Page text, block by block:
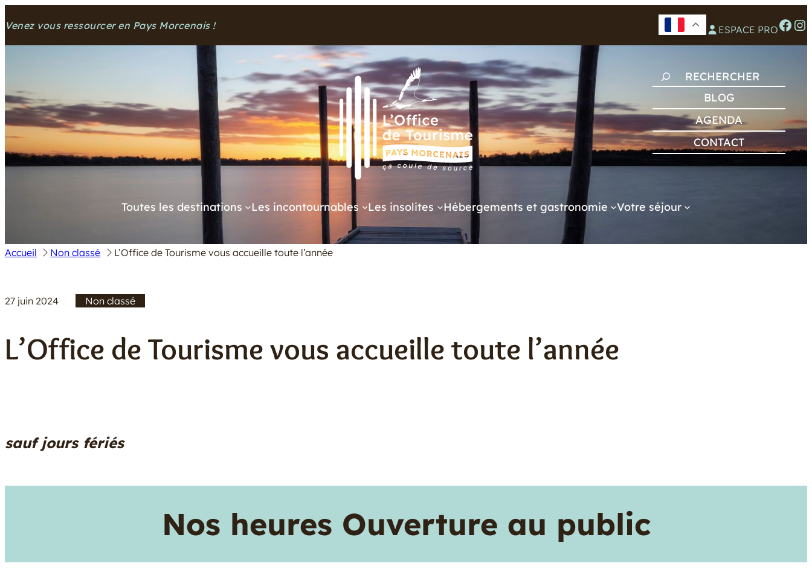
au
contenu
Venez vous ressourcer en Pays Morcenais ! ESPACE PROFacebook Instagram
C
H
E
R
H
R
BLOG
AGENDA
CONTACT
Toutes les destinations Les incontournables Les insolites Hébergements et gastronomie Votre séjour
Accueil Non classé L’Office de Tourisme vous accueille toute l’année
27 juin 2024 Non classé
L’Office de Tourisme vous accueille toute l’année
sauf jours fériés
Nos heures Ouverture au public